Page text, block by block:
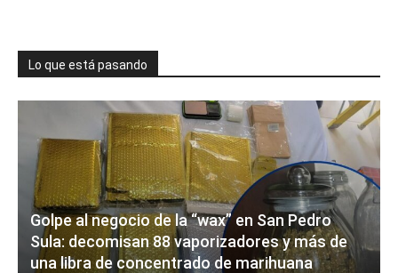
Lo que está pasando
Golpe al negocio de la “wax” en San Pedro
Sula: decomisan 88 vaporizadores y más de
una libra de concentrado de marihuana